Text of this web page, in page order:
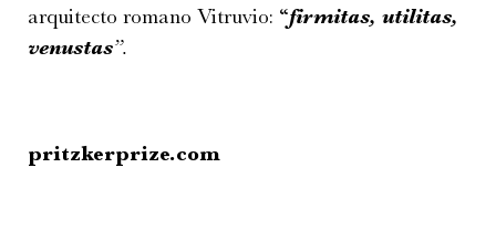
arquitecto romano Vitruvio: “firmitas, utilitas,
venustas”.
pritzkerprize.com